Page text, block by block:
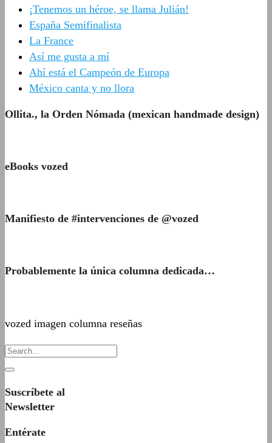
¡Tenemos un héroe, se llama Julián!
España Semifinalista
La France
Así me gusta a mí
Ahí está el Campeón de Europa
México canta y no llora
Ollita., la Orden Nómada (mexican handmade design)
eBooks vozed
Manifiesto de #intervenciones de @vozed
Probablemente la única columna dedicada…
vozed imagen columna reseñas
Suscríbete al
Newsletter
Entérate